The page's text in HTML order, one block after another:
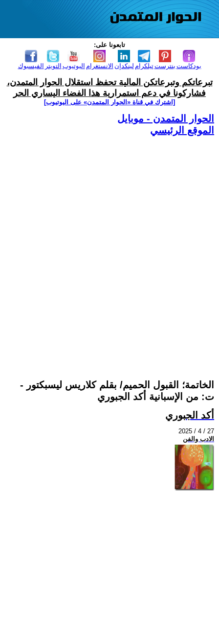
تابعونا على:
الفيسبوك التويتر اليوتيوب الانستغرام لينكدإن تيلكرامبنترست بودكاست
تبرعاتكم وتبرعاتكن المالية تحفظ استقلال الحوار المتمدن،
فشاركونا في دعم استمرارية هذا الفضاء اليساري الحر
[اشترك في قناة ‫«الحوار المتمدن» على اليوتيوب]
الحوار المتمدن - موبايل
الموقع الرئيسي
الخاتمة؛ القبول الحميم/ بقلم كلاريس ليسبكتور -
ت: من الإسبانية أكد الجبوري
أكد الجبوري
2025 / 4 / 27
الادب والفن